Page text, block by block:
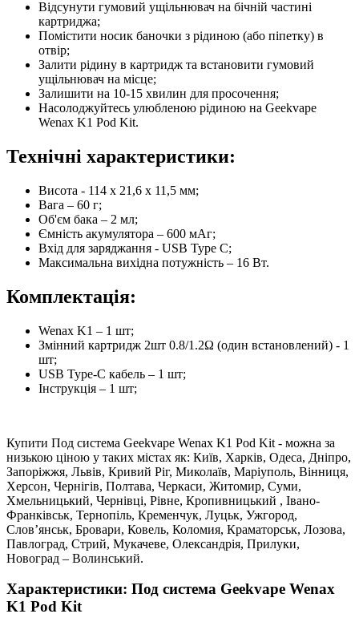
Відсунути гумовий ущільнювач на бічній частині
картриджа;
Помістити носик баночки з рідиною (або піпетку) в
отвір;
Залити рідину в картридж та встановити гумовий
ущільнювач на місце;
Залишити на 10-15 хвилин для просочення;
Насолоджуйтесь улюбленою рідиною на Geekvape
Wenax K1 Pod Kit.
Технічні характеристики:
Висота - 114 х 21,6 х 11,5 мм;
Вага – 60 г;
Об'єм бака – 2 мл;
Ємність акумулятора – 600 мАг;
Вхід для заряджання - USB Type C;
Максимальна вихідна потужність – 16 Вт.
Комплектація:
Wenax K1 – 1 шт;
Змінний картридж 2шт 0.8/1.2Ω (один встановлений) - 1
шт;
USB Type-C кабель – 1 шт;
Інструкція – 1 шт;
Купити Под система Geekvape Wenax K1 Pod Kit - можна за
низькою ціною у таких містах як: Київ, Харків, Одеса, Дніпро,
Запоріжжя, Львів, Кривий Ріг, Миколаїв, Маріуполь, Вінниця,
Херсон, Чернігів, Полтава, Черкаси, Житомир, Суми,
Хмельницький, Чернівці, Рівне, Кропивницький , Івано-
Франківськ, Тернопіль, Кременчук, Луцьк, Ужгород,
Слов’янськ, Бровари, Ковель, Коломия, Краматорськ, Лозова,
Павлоград, Стрий, Мукачеве, Олександрія, Прилуки,
Новоград – Волинський.
Характеристики: Под система Geekvape Wenax
K1 Pod Kit